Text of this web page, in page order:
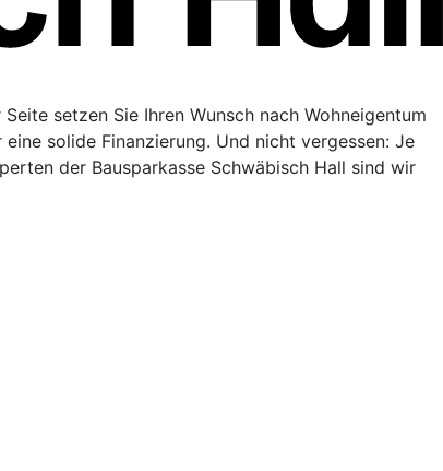
setzen Sie Ihren Wunsch nach Wohneigentum
solide Finanzierung. Und nicht vergessen: Je
der Bausparkasse Schwäbisch Hall sind wir